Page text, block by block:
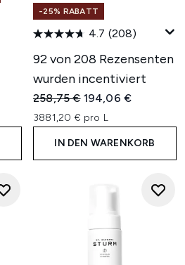
-25% RABATT
4.7 (208)
92 von 208 Rezensenten
wurden incentiviert
Unverbindliche
258,75 € Aktueller Preis:
194,06 €
3881,20 € pro L
IN DEN WARENKORB